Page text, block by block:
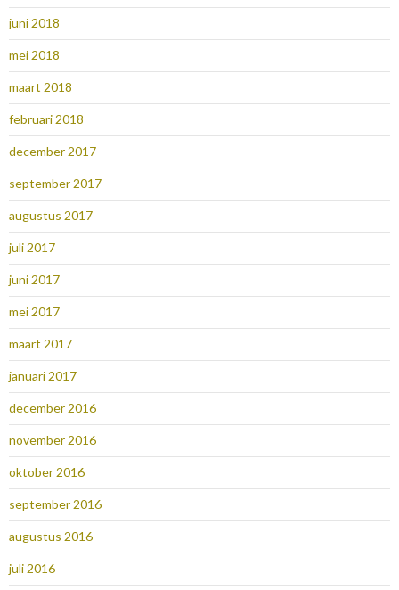
juni 2018
mei 2018
maart 2018
februari 2018
december 2017
september 2017
augustus 2017
juli 2017
juni 2017
mei 2017
maart 2017
januari 2017
december 2016
november 2016
oktober 2016
september 2016
augustus 2016
juli 2016